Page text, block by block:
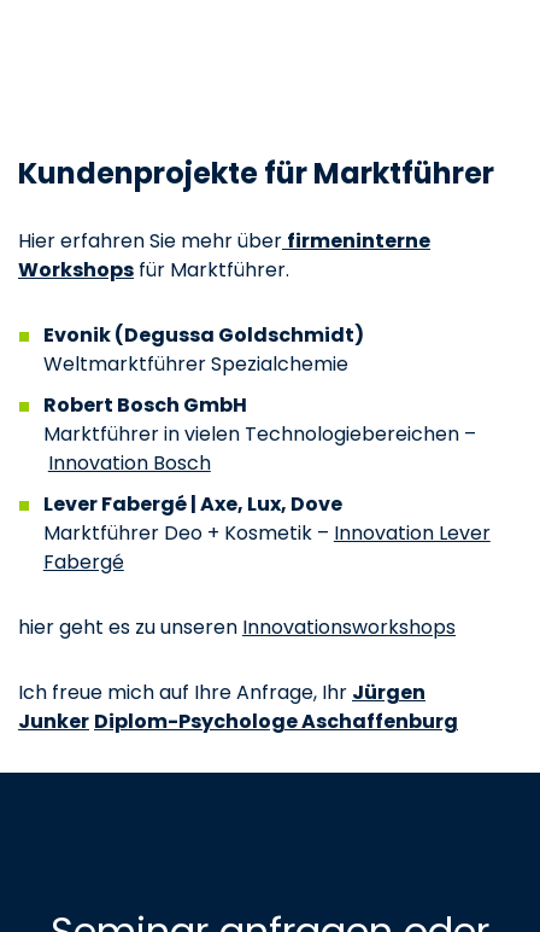
Kundenprojekte für Marktführer
Hier erfahren Sie mehr über firmeninterne
Workshops für Marktführer.
Evonik (Degussa Goldschmidt)
Weltmarktführer Spezialchemie
Robert Bosch GmbH
Marktführer in vielen Technologiebereichen –
Innovation Bosch
Lever Fabergé | Axe, Lux, Dove
Marktführer Deo + Kosmetik – Innovation Lever
Fabergé
hier geht es zu unseren Innovationsworkshops
Ich freue mich auf Ihre Anfrage, Ihr Jürgen
Junker Diplom-Psychologe Aschaffenburg